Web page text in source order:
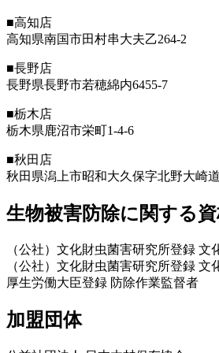
■高知店
高知県南国市田村串大夫乙264-2
■長野店
長野県長野市若穂綿内6455-7
■栃木店
栃木県鹿沼市栄町1-4-6
■秋田店
秋田県潟上市昭和大久保字北野大崎
生物被害防除に関する
（公社）文化財虫菌害研究所登録
（公社）文化財虫菌害研究所登録 文
厚生労働大臣登録 防除作業監督者
加盟団体